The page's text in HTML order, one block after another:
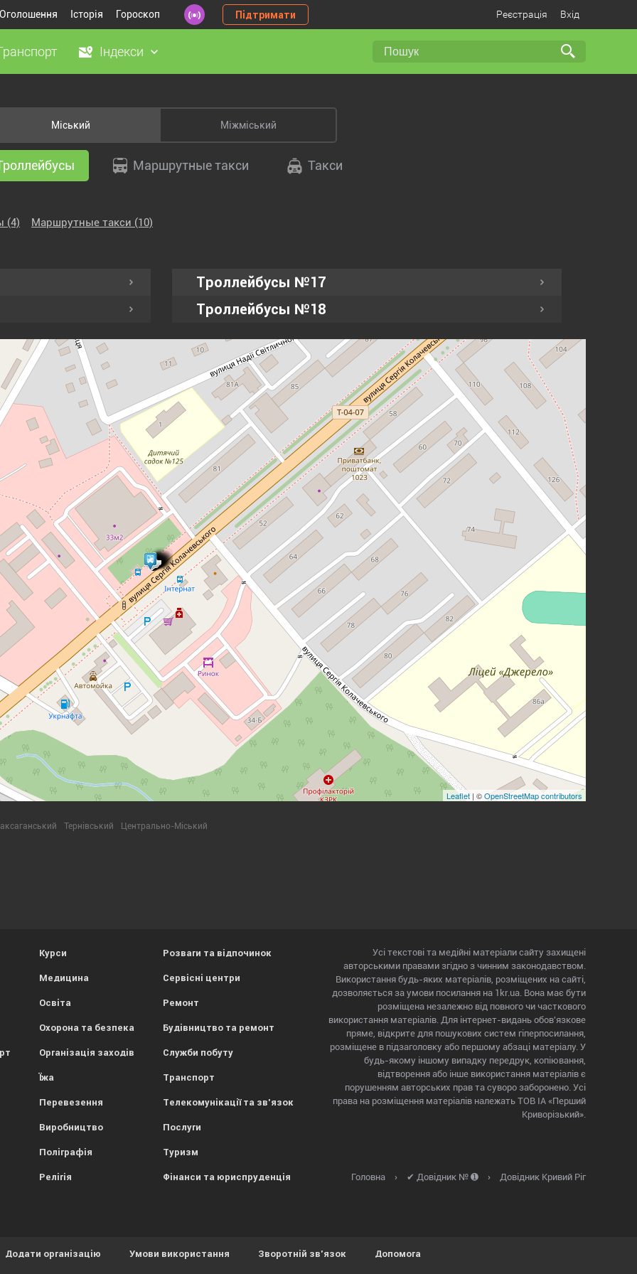
Оголошення Історія Гороскоп Підтримати Реєстрація Вхід
Індекси
Міський Міжміський
Маршрутные такси Такси
(4) Маршрутные такси (10)
Троллейбусы №17
Троллейбусы №18
Leaflet | ©OpenStreetMap contributors
Тернівський Центрально-Міський
Курси
Медицина
Освіта
Охорона та безпека
Організація заходів
Їжа
Перевезення
Виробництво
Поліграфія
Релігія
Розваги та відпочинок
Сервісні центри
Ремонт
Будівництво та ремонт
Служби побуту
Транспорт
Телекомунікації та зв'язок
Послуги
Туризм
Фінанси та юриспруденція
Усі текстові та медійні матеріали сайту захищені
авторськими правами згідно з чинним законодавством.
Використання будь-яких матеріалів, розміщених на сайті,
дозволяється за умови посилання на 1kr.ua. Вона має бути
розміщена незалежно від повного чи часткового
використання матеріалів. Для інтернет-видань обов'язкове
пряме, відкрите для пошукових систем гіперпосилання,
розміщене в підзаголовку або першому абзаці матеріалу. У
будь-якому іншому випадку передрук, копіювання,
відтворення або інше використання матеріалів є
порушенням авторських прав та суворо заборонено. Усі
права на розміщення матеріалів належать ТОВ ІА «Перший
Криворізький».
Головна › ✔ Довідник № ➊ › Довідник Кривий Ріг
Додати організацію Умови використання Зворотній зв'язок Допомога